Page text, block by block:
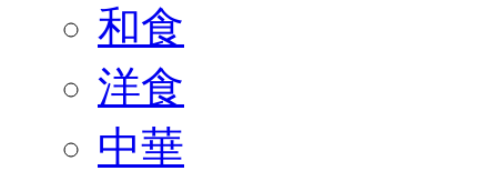
和食
洋食
中華